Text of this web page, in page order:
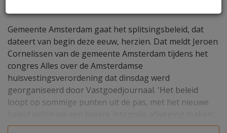
Gemeente Amsterdam gaat het splitsingsbeleid, dat
dateert van begin deze eeuw, herzien. Dat meldt Jeroen
Cornelissen van de gemeente Amsterdam tijdens het
congres Alles over de Amsterdamse
huisvestingsverordening dat dinsdag werd
georganiseerd door Vastgoedjournaal. 'Het beleid
loopt op sommige punten uit de pas, met het nieuwe